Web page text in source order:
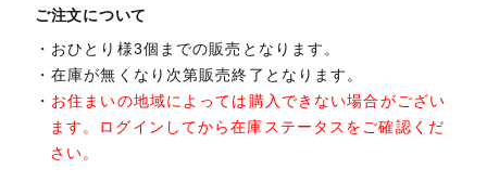
ご注文について
おひとり様3個までの販売となります。
在庫が無くなり次第販売終了となります。
お住まいの地域によっては購入できない場合がござい
ます。ログインしてから在庫ステータスをご確認くだ
さい。